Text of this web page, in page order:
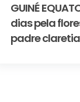
GUINÉ
dias pela
padre